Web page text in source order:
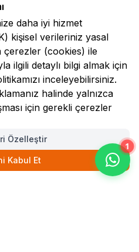
1
daha iyi hizmet
kişisel verileriniz yasal
çerezler (cookies) ile
ilgili detaylı bilgi almak için
inceleyebilirsiniz.
halinde yalnızca
için gerekli çerezler
Özelleştir
Kabul Et